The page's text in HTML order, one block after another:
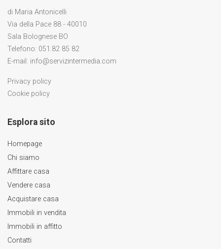
di Maria Antonicelli
Via della Pace 88 - 40010
Sala Bolognese BO
Telefono: 051.82 85 82
E-mail: info@servizintermedia.com
Privacy policy
Cookie policy
Esplora sito
Homepage
Chi siamo
Affittare casa
Vendere casa
Acquistare casa
Immobili in vendita
Immobili in affitto
Contatti